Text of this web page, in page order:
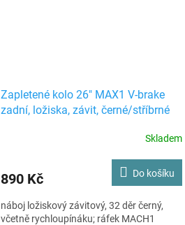
Zapletené kolo 26" MAX1 V-brake
zadní, ložiska, závit, černé/stříbrné
Skladem
890 Kč Do košíku
náboj ložiskový závitový, 32 děr černý,
včetně rychloupínáku; ráfek MACH1